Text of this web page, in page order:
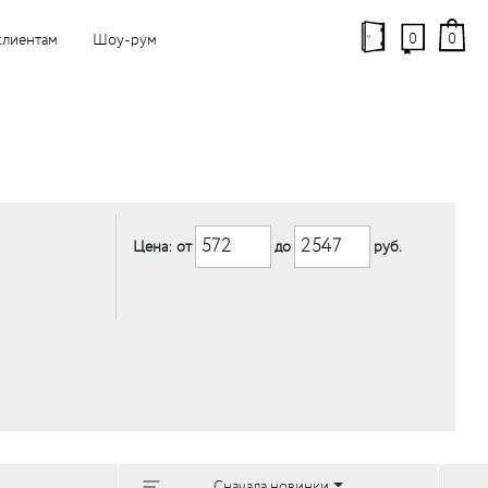
Шоу-рум 0 0
Цена: от до руб.